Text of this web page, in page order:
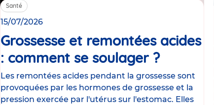
Santé
15/07/2026
Grossesse et remontées acides
: comment se soulager ?Article
Les remontées acides pendant la grossesse sont
provoquées par les hormones de grossesse et la
pression exercée par l'utérus sur l'estomac. Elles